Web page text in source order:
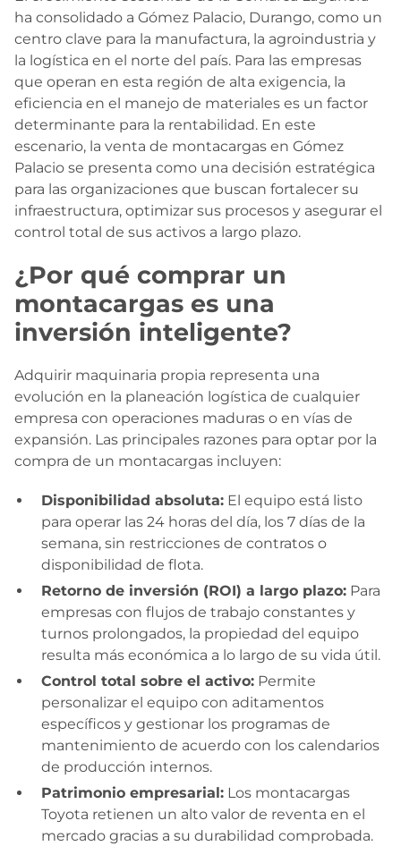
ha consolidado a Gómez Palacio, Durango, como un
centro clave para la manufactura, la agroindustria y
la logística en el norte del país. Para las empresas
que operan en esta región de alta exigencia, la
eficiencia en el manejo de materiales es un factor
determinante para la rentabilidad. En este
escenario, la venta de montacargas en Gómez
Palacio se presenta como una decisión estratégica
para las organizaciones que buscan fortalecer su
infraestructura, optimizar sus procesos y asegurar el
control total de sus activos a largo plazo.
¿Por qué comprar un
montacargas es una
inversión inteligente?
Adquirir maquinaria propia representa una
evolución en la planeación logística de cualquier
empresa con operaciones maduras o en vías de
expansión. Las principales razones para optar por la
compra de un montacargas incluyen:
Disponibilidad absoluta: El equipo está listo
para operar las 24 horas del día, los 7 días de la
semana, sin restricciones de contratos o
disponibilidad de flota.
Retorno de inversión (ROI) a largo plazo: Para
empresas con flujos de trabajo constantes y
turnos prolongados, la propiedad del equipo
resulta más económica a lo largo de su vida útil.
Control total sobre el activo: Permite
personalizar el equipo con aditamentos
específicos y gestionar los programas de
mantenimiento de acuerdo con los calendarios
de producción internos.
Patrimonio empresarial: Los montacargas
Toyota retienen un alto valor de reventa en el
mercado gracias a su durabilidad comprobada.